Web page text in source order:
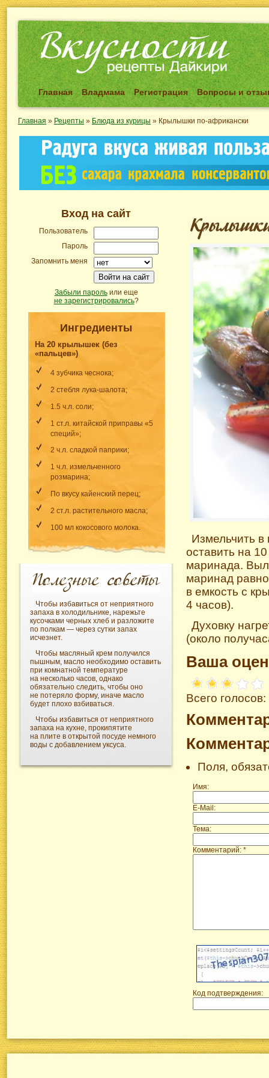
Главная Владмама Регистрация Вопросы и
Главная » Рецепты » Блюда из курицы » Крылышки по-африкански
Вход на сайт
Пользователь
Пароль
Запомнить меня
Войти на сайт
Забыли парольили еще
не зарегистрировались?
Ингредиенты
На 20 крылышек (без
«пальцев»)
4 зубчика чеснока;
2 стебля лука-шалота;
1.5 ч.л. соли;
1 ст.л. китайской приправы «5
специй»;
2 ч.л. сладкой паприки;
1 ч.л. измельченного
розмарина;
По вкусу кайенский перец;
2 ст.л. растительного масла;
100 мл кокосового молока.
Чтобы избавиться от неприятного
запаха в холодильнике, нарежьте
кусочками черных хлеб и разложите
по полкам — через сутки запах
исчезнет.
Чтобы масляный крем получился
пышным, масло необходимо оставить
при комнатной температуре
на несколько часов, однако
обязательно следить, чтобы оно
не потеряло форму, иначе масло
будет плохо взбиваться.
Чтобы избавиться от неприятного
запаха на кухне, прокипятите
на плите в открытой посуде немного
воды с добавлением уксуса.
Измельчить
оставить на
маринада.
маринад
в емкость с
4 часов).
Духовку
(около
Ваша
Всего
Поля,
Имя:
E-Mail:
Тема:
Комментарий: *
Код подтверждения: